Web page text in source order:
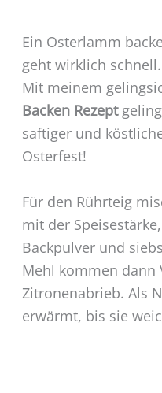
Ein Osterlamm
geht wirklich schnell.
Mit meinem
Backen Rezept
saftiger und
Osterfest!
Für den Rührteig
mit der
Backpulver und
Mehl kommen dann
Zitronenabrieb. Als
erwärmt, bis sie